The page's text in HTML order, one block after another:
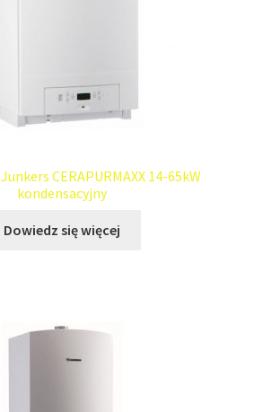
CERAPURMAXX 14-65kW
kondensacyjny
Dowiedz się więcej